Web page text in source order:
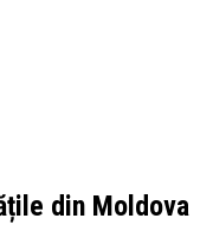
din Moldova